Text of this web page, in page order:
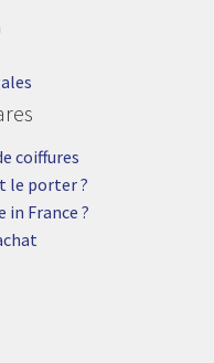
coiffures
le porter ?
in France ?